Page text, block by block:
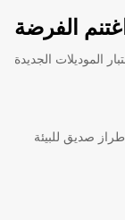
الفرضة
الموديلات الجديدة
صديق للبيئة